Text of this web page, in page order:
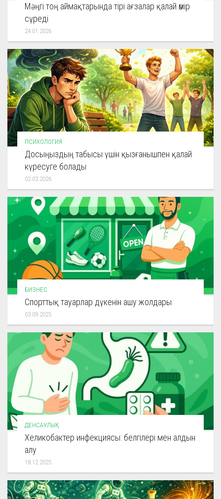
Мәңгі тоң аймақтарында тірі ағзалар қалай өмір
сүреді
24.01.2026
ПСИХОЛОГИЯ
Досыңыздың табысы үшін қызғанышпен қалай
күресуге болады
02.03.2026
БИЗНЕС
Спорттық тауарлар дүкенін ашу жолдары
03.09.2025
ДЕНСАУЛЫҚ
Хеликобактер инфекциясы: белгілері мен алдын
алу
18.12.2025